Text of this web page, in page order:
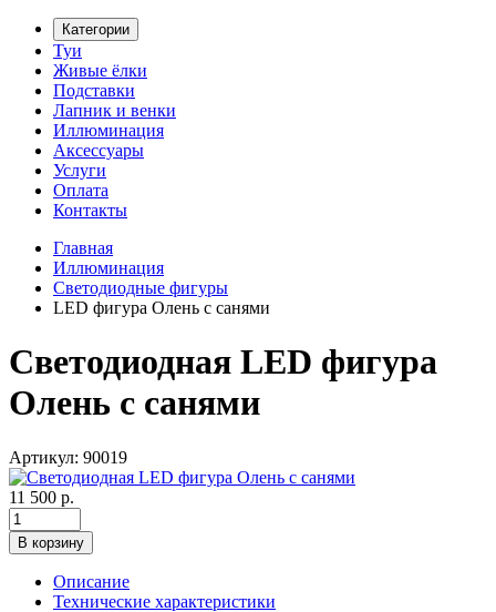
Категории
Туи
Живые ёлки
Подставки
Лапник и венки
Иллюминация
Аксессуары
Услуги
Оплата
Контакты
Главная
Иллюминация
Светодиодные фигуры
LED фигура Олень с санями
Светодиодная LED фигура
Олень с санями
Артикул: 90019
11 500 р.
В корзину
Описание
Технические характеристики